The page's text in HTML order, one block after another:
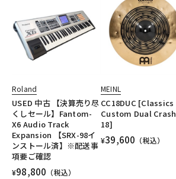
Roland
USED 中古 【決算売り尽
くしセール】Fantom-
X6 Audio Track
Expansion 【SRX-98イ
ンストール済】※配送事
項要ご確認
¥98,800 （税込）
MEINL
CC18DUC [Classics
Custom Dual Crash
18]
¥39,600 （税込）